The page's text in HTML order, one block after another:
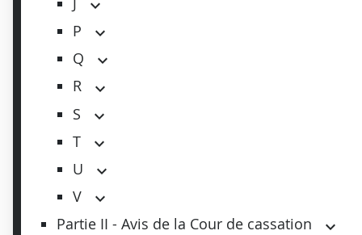
P
Q
R
S
T
U
V
Partie II - Avis de la Cour de cassation